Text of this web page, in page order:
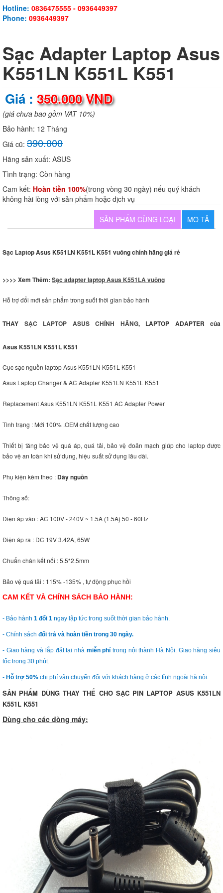
Hotline: 0836475555 - 0936449397
Phone: 0936449397
Sạc Adapter Laptop Asus
K551LN K551L K551
Giá : 350.000 VND
(giá chưa bao gồm VAT 10%)
Bảo hành: 12 Tháng
Giá cũ: 390.000
Hãng sản xuất: ASUS
Tình trạng: Còn hàng
Cam kết: Hoàn tiền 100%(trong vòng 30 ngày) nếu quý khách
không hài lòng với sản phẩm hoặc dịch vụ
MÔ TẢ
SẢN PHẨM CÙNG LOẠI
Sạc Laptop Asus K551LN K551L K551 vuông chính hãng giá rẻ
>>>> Xem Thêm: Sạc adapter laptop Asus K551LA vuông
Hỗ trợ đổi mới sản phẩm trong suốt thời gian bảo hành
THAY SẠC LAPTOP ASUS CHÍNH HÃNG, LAPTOP ADAPTER của
Asus K551LN K551L K551
Cục sạc nguồn laptop Asus K551LN K551L K551
Asus Laptop Changer & AC Adapter K551LN K551L K551
Replacement Asus K551LN K551L K551 AC Adapter Power
Tình trạng : Mới 100% .OEM chất lượng cao
Thiết bị tăng bảo vệ quá áp, quá tải, bảo vệ đoản mạch giúp cho laptop được
bảo vệ an toàn khi sử dụng, hiệu suất sử dụng lâu dài.
Phụ kiện kèm theo : Dây nguồn
Thông số:
Điện áp vào : AC 100V - 240V ~ 1.5A (1.5A) 50 - 60Hz
Điện áp ra : DC 19V 3.42A, 65W
Chuẩn chân kết nối : 5.5*2.5mm
Bảo vệ quá tải : 115% -135% , tự động phục hồi
CAM KẾT VÀ CHÍNH SÁCH BẢO HÀNH:
- Bảo hành 1 đổi 1 ngay lập tức trong suốt thời gian bảo hành.
- Chính sách đổi trả và hoàn tiền trong 30 ngày.
- Giao hàng và lắp đặt tại nhà miễn phí trong nội thành Hà Nội. Giao hàng siêu
tốc trong 30 phút.
- Hỗ trợ 50% chi phí vận chuyển đối với khách hàng ở các tỉnh ngoài hà nội.
SẢN PHẨM DÙNG THAY THẾ CHO SẠC PIN LAPTOP ASUS K551LN
K551L K551
Dùng cho các dòng máy: